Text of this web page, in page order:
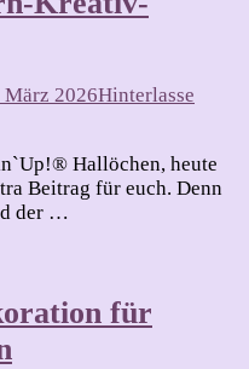
März 2026Hinterlasse
Hallöchen, heute
Beitrag für euch. Denn
der …
für